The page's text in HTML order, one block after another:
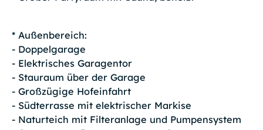
* Außenbereich:
- Doppelgarage
- Elektrisches Garagentor
- Stauraum über der Garage
- Großzügige Hofeinfahrt
- Südterrasse mit elektrischer Markise
- Naturteich mit Filteranlage und Pumpensystem